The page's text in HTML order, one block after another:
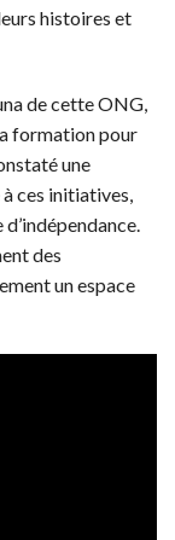
histoires et
de cette ONG,
formation pour
une
ces initiatives,
des
un espace